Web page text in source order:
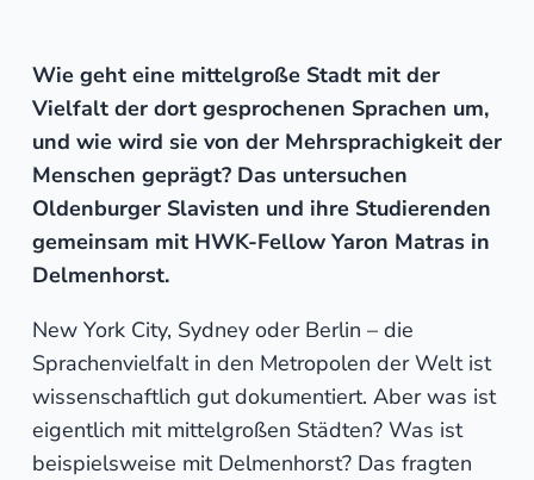
Wie geht eine mittelgroße Stadt mit der
Vielfalt der dort gesprochenen Sprachen um,
und wie wird sie von der Mehrsprachigkeit der
Menschen geprägt? Das untersuchen
Oldenburger Slavisten und ihre Studierenden
gemeinsam mit HWK-Fellow Yaron Matras in
Delmenhorst.
New York City, Sydney oder Berlin – die
Sprachenvielfalt in den Metropolen der Welt ist
wissenschaftlich gut dokumentiert. Aber was ist
eigentlich mit mittelgroßen Städten? Was ist
beispielsweise mit Delmenhorst? Das fragten